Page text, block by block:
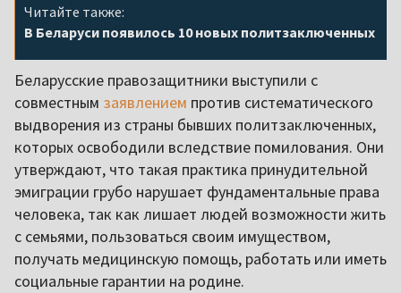
Читайте также:
В Беларуси появилось 10 новых политзаключенных
Беларусские правозащитники выступили с
совместным заявлением против систематического
выдворения из страны бывших политзаключенных,
которых освободили вследствие помилования. Они
утверждают, что такая практика принудительной
эмиграции грубо нарушает фундаментальные права
человека, так как лишает людей возможности жить
с семьями, пользоваться своим имуществом,
получать медицинскую помощь, работать или иметь
социальные гарантии на родине.